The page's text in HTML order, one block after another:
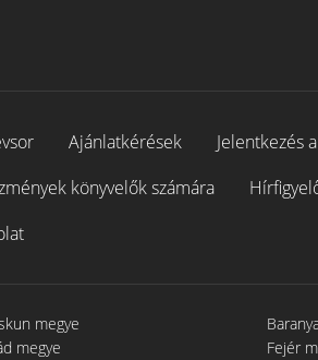
Ajánlatkérések
Jelentkezés
könyvelők számára
megye
megye
Fejér